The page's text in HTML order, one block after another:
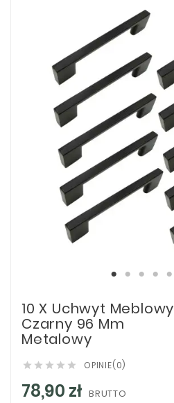
10 X Uchwyt Meblowy
Czarny 96 Mm
Metalowy
     OPINIE(0)
78,90 zł BRUTTO